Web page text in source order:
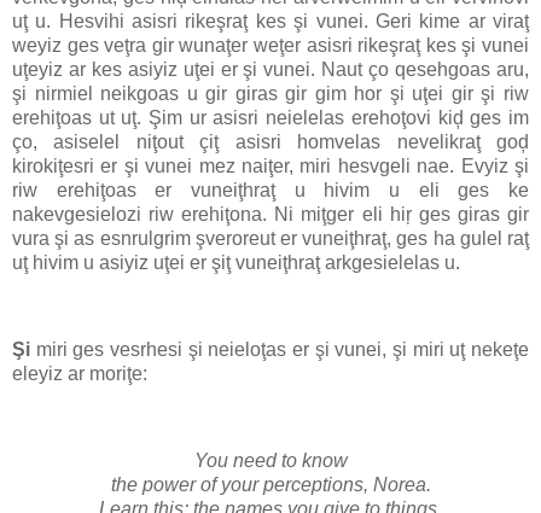
uţ u. Hesvihi asisri rikeşraţ kes şi vunei. Geri kime ar viraţ
weyiz ges veţra gir wunaţer weţer asisri rikeşraţ kes şi vunei
uţeyiz ar kes asiyiz uţei er şi vunei. Naut ço qesehgoas aru,
şi nirmiel neikgoas u gir giras gir gim hor şi uţei gir şi riw
erehiţoas ut uţ. Şim ur asisri neielelas erehoţovi kiḑ ges im
ço, asiselel niţout çiţ asisri homvelas nevelikraţ goḑ
kirokiţesri er şi vunei mez naiţer, miri hesvgeli nae. Evyiz şi
riw erehiţoas er vuneiţhraţ u hivim u eli ges ke
nakevgesielozi riw erehiţona. Ni miţger eli hiŗ ges giras gir
vura şi as esnrulgrim şveroreut er vuneiţhraţ, ges ha gulel raţ
uţ hivim u asiyiz uţei er şiţ vuneiţhraţ arkgesielelas u.
Şi miri ges vesrhesi şi neieloţas er şi vunei, şi miri uţ nekeţe
eleyiz ar moriţe:
You need to know
the power of your perceptions, Norea.
Learn this: the names you give to things,